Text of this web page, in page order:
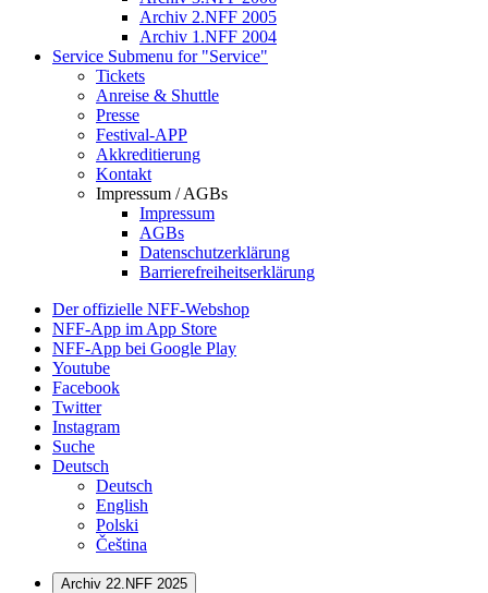
Archiv 2.NFF 2005
Archiv 1.NFF 2004
Service Submenu for "Service"
Tickets
Anreise & Shuttle
Presse
Festival-APP
Akkreditierung
Kontakt
Impressum / AGBs
Impressum
AGBs
Datenschutzerklärung
Barrierefreiheitserklärung
Der offizielle NFF-Webshop
NFF-App im App Store
NFF-App bei Google Play
Youtube
Facebook
Twitter
Instagram
Suche
Deutsch
Deutsch
English
Polski
Čeština
Archiv 22.NFF 2025